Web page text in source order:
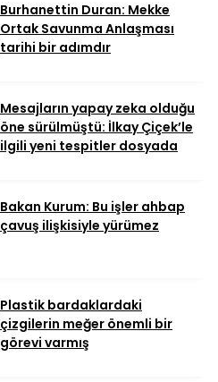
Burhanettin Duran: Mekke
Ortak Savunma Anlaşması
tarihi bir adımdır
Mesajların yapay zeka olduğu
öne sürülmüştü: İlkay Çiçek’le
ilgili yeni tespitler dosyada
Bakan Kurum: Bu işler ahbap
çavuş ilişkisiyle yürümez
Plastik bardaklardaki
çizgilerin meğer önemli bir
görevi varmış